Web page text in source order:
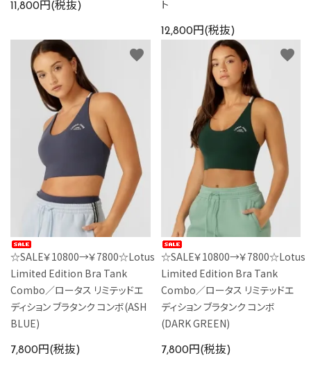
11,800円(税抜)
ト
12,800円(税抜)
☆SALE￥10800→￥7800☆Lotus
Limited Edition Bra Tank
Combo／ロータス リミテッドエ
ディション ブラタンク コンボ(ASH
BLUE)
7,800円(税抜)
favorite
☆SALE￥10800→￥7800☆Lotus
Limited Edition Bra Tank
Combo／ロータス リミテッドエ
ディション ブラタンク コンボ
(DARK GREEN)
7,800円(税抜)
favorite